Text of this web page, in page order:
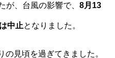
が、台風の影響で、 8月13
中止 となりました。
見頃を過ぎてきました。